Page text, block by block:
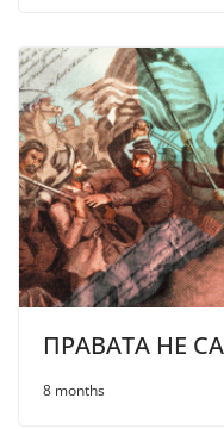
ПРАВАТА НЕ
8 months